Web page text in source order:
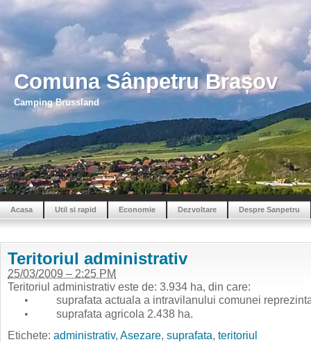
Comuna Sânpetru Brașov
Camping Brussland
Acasa Util si rapid Economie Dezvoltare Despre Sanpetru
Teritoriul administrativ
25/03/2009 – 2:25 PM
Teritoriul administrativ este de: 3.934 ha, din care:
• suprafata actuala a intravilanului comunei
•
suprafata agricola 2.438 ha.
Etichete: administrativ, Asezare, suprafata, teritoriul